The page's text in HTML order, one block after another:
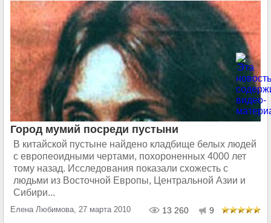
морозы
Город мумий посреди пустыни
В китайской пустыне найдено кладбище белых людей
с европеоидными чертами, похороненных 4000 лет
тому назад. Исследования показали схожесть с
людьми из Восточной Европы, Центральной Азии и
Сибири...
Елена Любимова, 27 марта 2010 13 260 9